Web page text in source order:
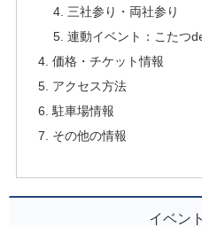
三社参り・両社参り
連動イベント：こたつ
価格・チケット情報
アクセス方法
駐車場情報
その他の情報
イベン